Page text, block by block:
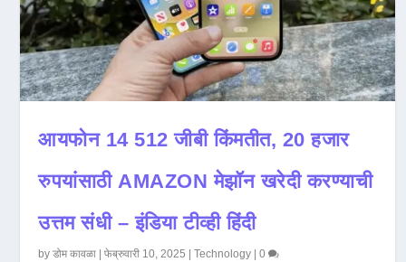
आयफोन 14 512 जीबी किंमतीत, 20 हजार
रुपयांसाठी AMAZON मेझॉन खरेदी करण्याची
उत्तम संधी – इंडिया टीव्ही हिंदी
byडोम कावळा |फेब्रुवारी 10, 2025 |Technology |0